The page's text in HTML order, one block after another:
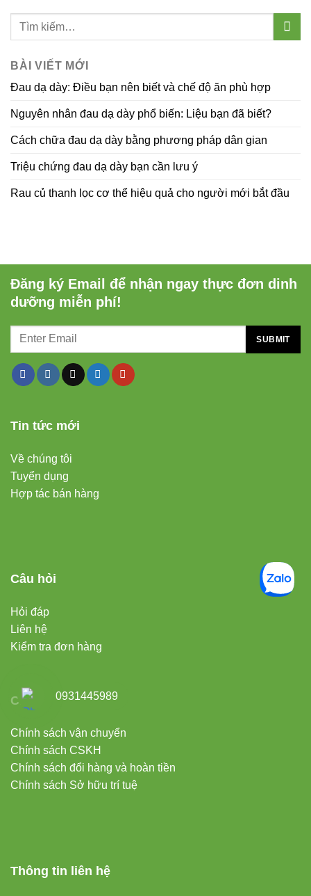
BÀI VIẾT MỚI
Đau dạ dày: Điều bạn nên biết và chế độ ăn phù hợp
Nguyên nhân đau dạ dày phổ biến: Liệu bạn đã biết?
Cách chữa đau dạ dày bằng phương pháp dân gian
Triệu chứng đau dạ dày bạn cần lưu ý
Rau củ thanh lọc cơ thể hiệu quả cho người mới bắt đầu
Đăng ký Email để nhận ngay thực đơn dinh
dưỡng miễn phí!
Tin tức mới
Về chúng tôi
Tuyển dụng
Hợp tác bán hàng
Câu hỏi
Hỏi đáp
Liên hệ
Kiểm tra đơn hàng
Chính sách
Chính sách vận chuyển
Chính sách CSKH
Chính sách đổi hàng và hoàn tiền
Chính sách Sở hữu trí tuệ
Thông tin liên hệ
0931445989